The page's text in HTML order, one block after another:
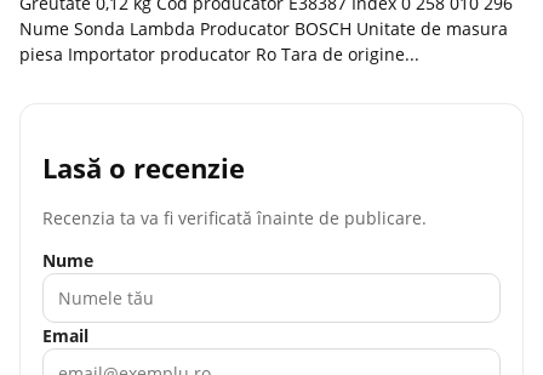
Nume Sonda Lambda Producator BOSCH Unitate de masura
piesa Importator producator Ro Tara de origine...
Lasă o recenzie
Recenzia ta va fi verificată înainte de publicare.
Nume
Email